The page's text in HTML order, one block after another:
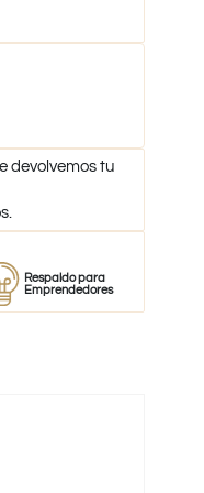
devolvemos tu
para